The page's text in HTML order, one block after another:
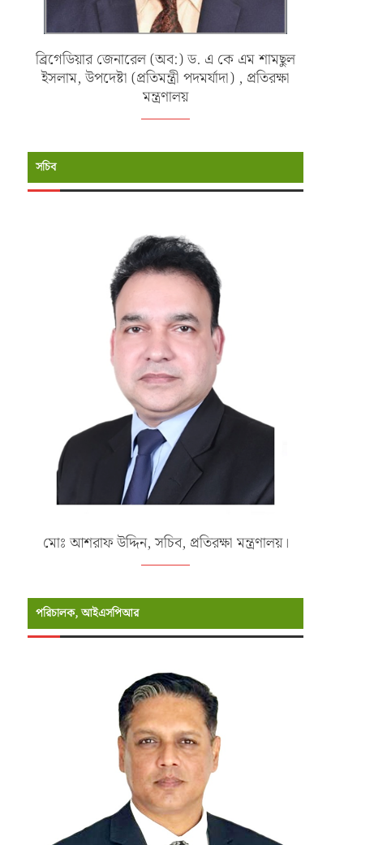
এক্সারসাইজ টাইগার লাইটনিং-২০২৬ এর
জুলাই ১৯, ২০২৬
ব্রিগেডিয়ার জেনারেল (অব:) ড. এ কে এম শামছুল
ইসলাম, উপদেষ্টা (প্রতিমন্ত্রী পদমর্যাদা) , প্রতিরক্ষা
মন্ত্রণালয়
সচিব
মোঃ আশরাফ উদ্দিন, সচিব, প্রতিরক্ষা মন্ত্রণালয়।
পরিচালক, আইএসপিআর